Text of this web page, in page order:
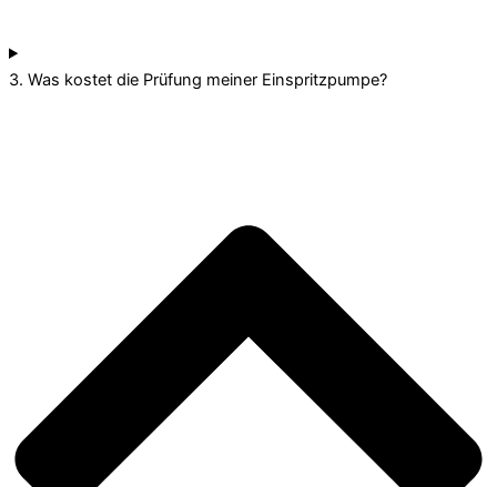
3. Was kostet die Prüfung meiner Einspritzpumpe?